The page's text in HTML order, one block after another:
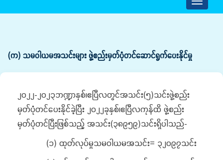
Toggle
(က) သမဝါယမအသင်းများ ဖွဲ့စည်းမှတ်ပုံတင်ဆောင်ရွက်ပေးနိုင်မှု
၂၀၂၂-၂၀၂၃ဘဏ္ဍာနှစ်၊ဧပြီလတွင်အသင်း(၅)သင်းဖွဲ့စည်း
မှတ်ပုံတင်ပေးနိုင်ခဲ့ပြီး ၂၀၂၂ခုနှစ်၊ဧပြီလကုန်ထိ ဖွဲ့စည်း
မှတ်ပုံတင်ပြီးဖြစ်သည့် အသင်း(၃၈၉၅၉)သင်းရှိပါသည်-
(၁) ထုတ်လုပ်မှုသမဝါယမအသင်း= ၃၂၀၉၇သင်း